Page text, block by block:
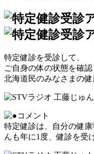
特定健診を受診して、
ご自身の体の状態を確認
北海道民のみなさまの健
特定健診は、自分の健
んも年に1度、健診を受